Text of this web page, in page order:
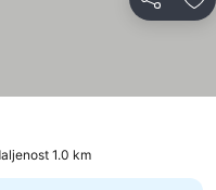
Deli
1.0 km